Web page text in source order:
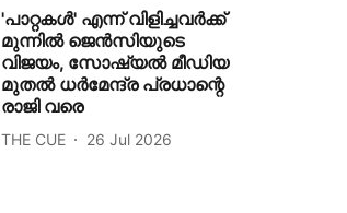
'പാറ്റകള്‍' എന്ന് വിളിച്ചവര്‍ക്ക്
മുന്നില്‍ ജെന്‍സിയുടെ
വിജയം, സോഷ്യൽ മീഡിയ
മുതൽ ധർമേന്ദ്ര പ്രധാന്റെ
രാജി വരെ
THE CUE 26 Jul 2026